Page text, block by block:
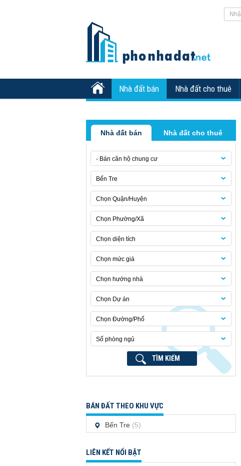
Nhà đất bán Nhà đất cho thuê
Nhà đất bán Nhà đất cho thuê
- Bán căn hộ chung cư
Bến Tre
Chọn Quận/Huyện
Chọn Phường/Xã
Chọn diện tích
Chọn mức giá
Chọn hướng nhà
Chọn Dự án
Chọn Đường/Phố
Số phòng ngủ
TÌM KIẾM
BÁN ĐẤT THEO KHU VỰC
Bến Tre (5)
LIÊN KẾT NỔI BẬT